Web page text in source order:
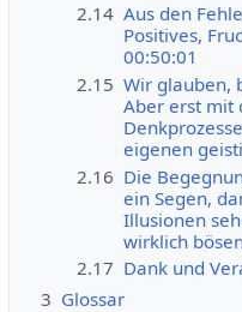
2.14 Aus den
Positives,
00:50:01
2.15 Wir glauben,
Aber erst mit
eigenen
2.16 Die
ein Segen,
Illusionen
wirklich
2.17 Dank und
3 Glossar